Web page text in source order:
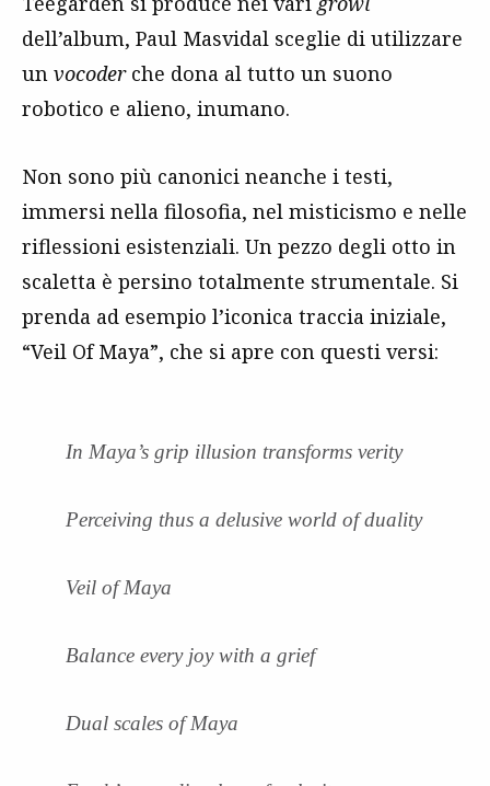
dell’album, Paul Masvidal sceglie di utilizzare
un vocoderche dona al tutto un suono
robotico e alieno, inumano.
Non sono più canonici neanche i testi,
immersi nella filosofia, nel misticismo e nelle
riflessioni esistenziali. Un pezzo degli otto in
scaletta è persino totalmente strumentale. Si
prenda ad esempio l’iconica traccia iniziale,
“Veil Of Maya”, che si apre con questi versi:
In Maya’s grip illusion transforms verity
Perceiving thus a delusive world of duality
Veil of Maya
Balance every joy with a grief
Dual scales of Maya